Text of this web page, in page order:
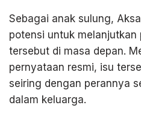
Sebagai anak sulung,
potensi untuk
tersebut di masa depan.
pernyataan resmi, isu
seiring dengan perannya
dalam keluarga.